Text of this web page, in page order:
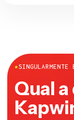
●SINGULARMENTE
Qual